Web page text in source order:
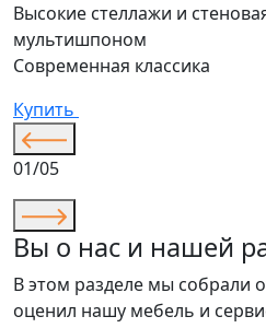
Высокие стеллажи и
мультишпоном
Современная классика
Купить
01/05
Вы о нас и нашей
В этом разделе мы собрали
оценил нашу мебель и